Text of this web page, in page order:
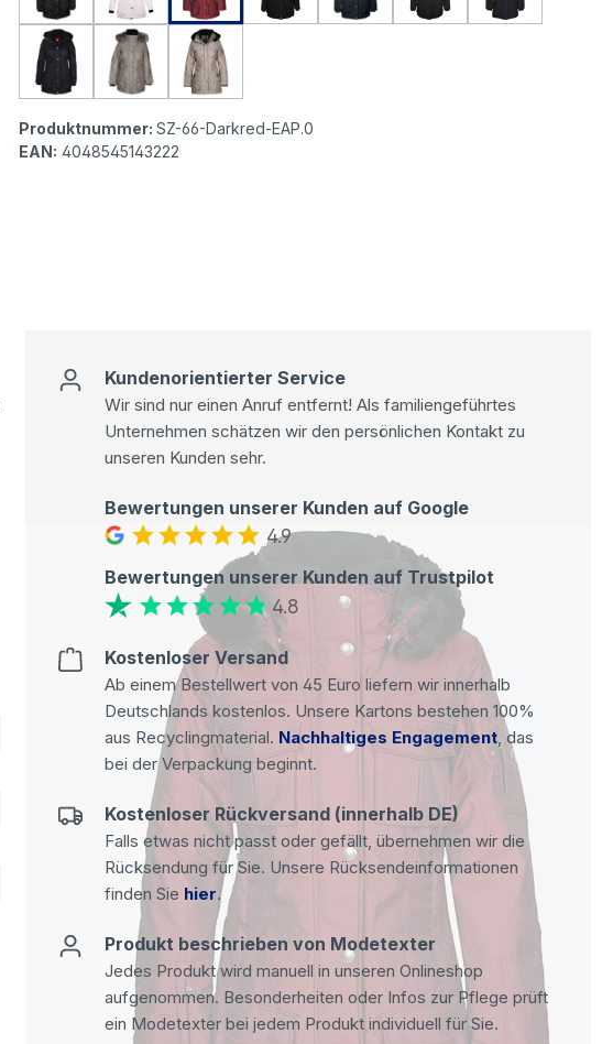
Wellensteyn Schneezauber Damen Jacke midnightblue
Wellensteyn Schneezauber Damen Jacke moonrock
Wellensteyn Schneezauber Damen Jacke
Produktnummer: SZ-66-Darkred-EAP.0
EAN: 4048545143222
Kundenorientierter Service
Wir sind nur einen Anruf entfernt! Als familiengeführtes
Unternehmen schätzen wir den persönlichen Kontakt zu
unseren Kunden sehr.
Bewertungen unserer Kunden auf Google
4.9
Bewertungen unserer Kunden auf Trustpilot
4.8
Kostenloser Versand
Ab einem Bestellwert von 45 Euro liefern wir innerhalb
Deutschlands kostenlos. Unsere Kartons bestehen 100%
aus Recyclingmaterial. Nachhaltiges Engagement, das
bei der Verpackung beginnt.
Kostenloser Rückversand (innerhalb DE)
Falls etwas nicht passt oder gefällt, übernehmen wir die
Rücksendung für Sie. Unsere Rücksendeinformationen
finden Sie hier.
Produkt beschrieben von Modetexter
Jedes Produkt wird manuell in unseren Onlineshop
aufgenommen. Besonderheiten oder Infos zur Pflege prüft
ein Modetexter bei jedem Produkt individuell für Sie.